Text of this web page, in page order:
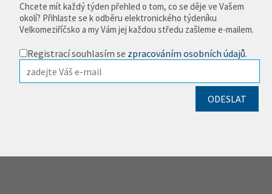
Chcete mít každý týden přehled o tom, co se děje ve Vašem
okolí? Přihlaste se k odběru elektronického týdeníku
Velkomeziříčsko a my Vám jej každou středu zašleme e-mailem.
Registrací souhlasím se zpracováním osobních údajů.